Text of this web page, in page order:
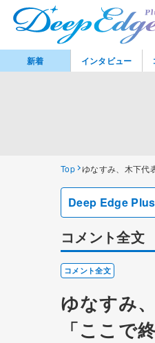
Top ゆなすみ、木下代
Deep Edge
コメント全文
コメント全文
ゆなすみ
「ここで
新着 インタビュー